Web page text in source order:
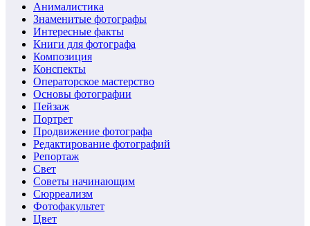
Анималистика
Знаменитые фотографы
Интересные факты
Книги для фотографа
Композиция
Конспекты
Операторское мастерство
Основы фотографии
Пейзаж
Портрет
Продвижение фотографа
Редактирование фотографий
Репортаж
Свет
Советы начинающим
Сюрреализм
Фотофакультет
Цвет